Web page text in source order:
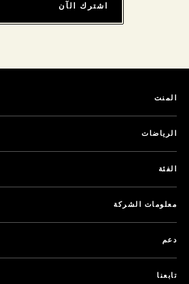
اشترك الآن
المنت
الرياضات
الفئة
معلومات الشركة
دعم
تابعنا